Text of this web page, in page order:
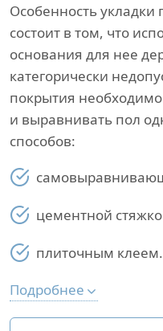
Особенность укладки
состоит в том, что
основания для нее
категорически
покрытия
и выравнивать пол
способов:
цементной
плиточным клеем.
Подробнее